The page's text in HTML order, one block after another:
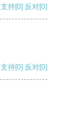
支持[0] 反对[0]
支持[0] 反对[0]